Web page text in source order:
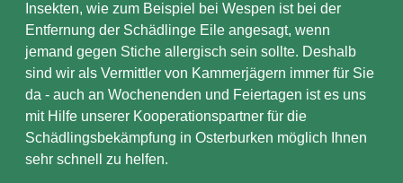
Insekten, wie zum Beispiel bei Wespen ist bei der
Entfernung der Schädlinge Eile angesagt, wenn
jemand gegen Stiche allergisch sein sollte. Deshalb
sind wir als Vermittler von Kammerjägern immer für Sie
da - auch an Wochenenden und Feiertagen ist es uns
mit Hilfe unserer Kooperationspartner für die
Schädlingsbekämpfung in Osterburken möglich Ihnen
sehr schnell zu helfen.